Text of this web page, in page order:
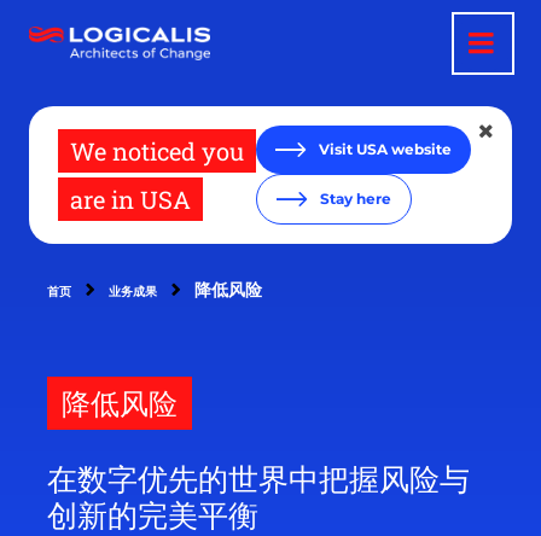
We noticed you
are in USA
Visit USA website
Stay here
首页 业务成果 降低风险
降低风险
在数字优先的世界中把握风险与
创新的完美平衡